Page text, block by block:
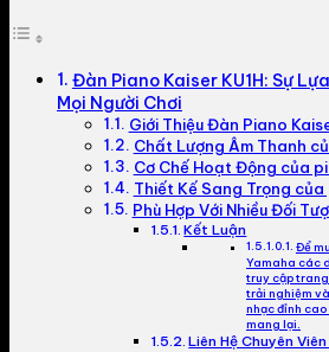
Đàn Piano Kaiser KU1H: Sự
Mọi Người Chơi
Giới Thiệu Đàn Piano
Chất Lượng Âm Thanh
Cơ Chế Hoạt Động của
Thiết Kế Sang Trọng của
Phù Hợp Với Nhiều Đối
Kết Luận
Để
Yamaha các
truy cập
trải nghiệm
nhạc đỉnh
mang lại.
Liên Hệ Chuyên